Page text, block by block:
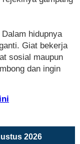
hidupnya
Giat bekerja
sosial maupun
dan ingin
2026